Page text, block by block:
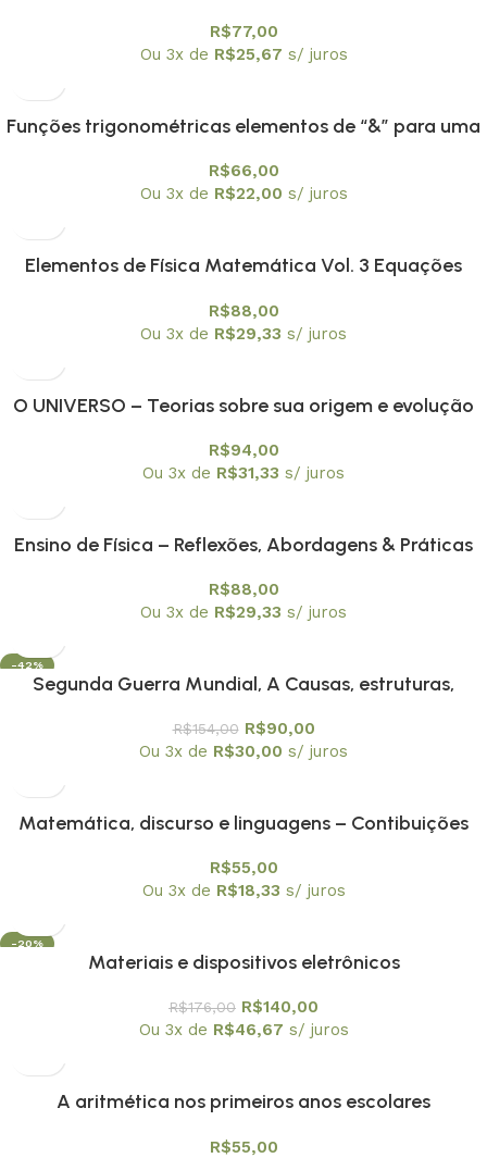
R$77,00
Ou 3x de R$25,67 s/ juros
Funções trigonométricas elementos de “&” para uma
R$66,00
Ou 3x de R$22,00 s/ juros
Elementos de Física Matemática Vol. 3 Equações
R$88,00
Ou 3x de R$29,33 s/ juros
O UNIVERSO – Teorias sobre sua origem e evolução
R$94,00
Ou 3x de R$31,33 s/ juros
Ensino de Física – Reflexões, Abordagens & Práticas
R$88,00
Ou 3x de R$29,33 s/ juros
-42%
Segunda Guerra Mundial, A Causas, estruturas,
R$154,00 R$90,00
Ou 3x de R$30,00 s/ juros
Matemática, discurso e linguagens – Contibuições
R$55,00
Ou 3x de R$18,33 s/ juros
-20%
Materiais e dispositivos eletrônicos
R$176,00 R$140,00
Ou 3x de R$46,67 s/ juros
A aritmética nos primeiros anos escolares
R$55,00